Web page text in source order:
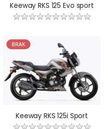
Keeway RKS 125 Evo sport
BRAK
Keeway RKS 125i Sport